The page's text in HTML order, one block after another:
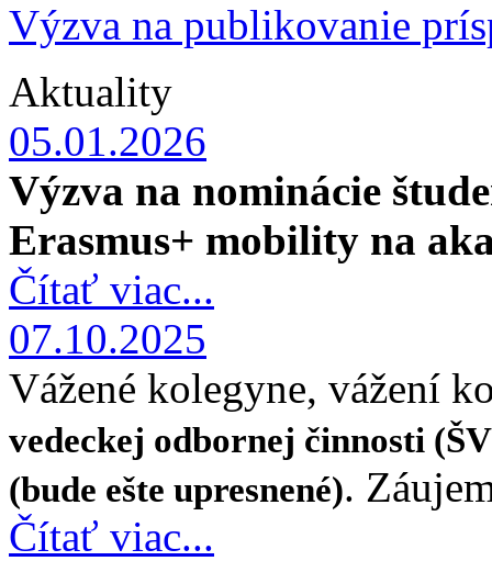
Výzva na publikovanie
Aktuality
05.01.2026
Výzva na nominácie
Erasmus+ mobility na
Čítať viac...
07.10.2025
Vážené kolegyne, vážení
vedeckej odbornej činnosti
(bude ešte upresnené).
Čítať viac...